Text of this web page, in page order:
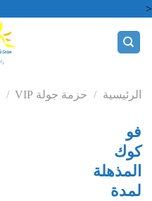
<
Skip
content
الرئيسية / حزمة جولة VIP /
فو
كوك
المذهلة
لمدة